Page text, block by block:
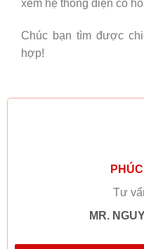
xem hệ thống điện có
Chúc bạn tìm được
hợp!
Tư
MR.